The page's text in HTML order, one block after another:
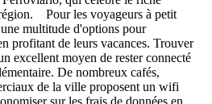
Pour les voyageurs à petit
multitude d'options pour
profitant de leurs vacances. Trouver
excellent moyen de rester connecté
De nombreux cafés,
de la ville proposent un wifi
sur les frais de données en